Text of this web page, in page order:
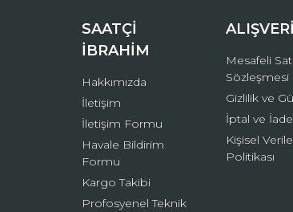
Bu ürüne benzer farklı alternatifler
SAATÇİ
İBRAHİM
Hakkımızda
İletişim
İletişim Formu
Havale Bildirim
Formu
Kargo Takibi
Profosyenel Teknik
Mesafeli
Sözleşmesi
Gizlilik ve
İptal ve İade
Kişisel
Politikası